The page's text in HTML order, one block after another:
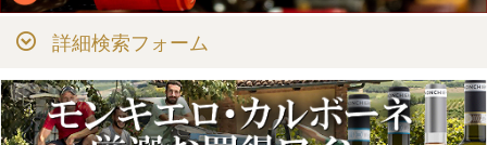
詳細検索フォーム